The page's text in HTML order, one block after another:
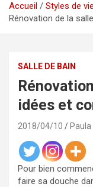
Accueil Styles de vie
Rénovation de la
SALLE DE BAIN
idées et
2018/04/10 Paula
Pour bien
faire sa douche